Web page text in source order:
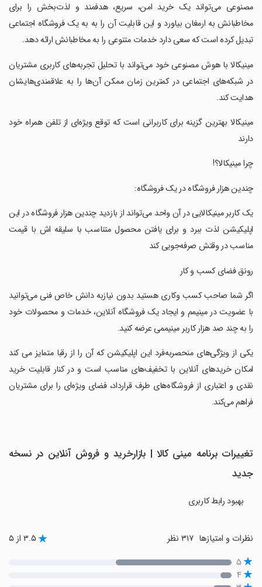
مصنوعی می‌تواند یک خرید امن، سریع، هدفمند و لذت‌بخش را برای
مخاطبانش به ارمغان بیاورد و این قابلیت آن را به به یک فروشگاه اجتماعی
تبدیل کرده است که سعی دارد خدمات متنوعی را به مخاطبانش ارائه دهد.
‏مینیکالا با هوش مصنوعی خود می‌تواند با تحلیل تجربه‌های کاربری مشتریان
در شبکه‌های اجتماعی در کمترین زمان ممکن آن‌ها را به علاقمندی‌هایشان
هدایت کند.
‏مینیکالا بهترین گزینه برای کاربرانی است که توقع ویژه‌ای از تلفن همراه خود
دارند
‏چرا مینیکالا؟!
‏چندین هزار فروشگاه در یک فروشگاه:
‏یک کاربر مینیکالایی در آن واحد می‌تواند از بازدید چندین هزار فروشگاه در این
اپلیکیشن لذت ببرد و برای یافتن محصول متناسب با سلیقه اش با قیمت
مناسب در وقتش صرفه‌جویی کند
‏رونق فضای کسب و کار
‏اگر شما صاحب کسب وکاری هستید بدون نیازبه دانش خاص فنی می‌توانید
با عضویت در مینیمم و ایجاد یک فروشگاه آنلاین، خدمات و محصولات خود
را به چند صد هزار کاربر مینیممی عرضه کنید.
‏یکی از ویژگی‌های منحصربه‌فرد این اپلیکیشن که آن را از رقبا متمایز می کند
امکان خریدهای آنلاین با تخفیف‌های مناسب است و در کنار قابلیت خرید
نقدی و اعتباری از فروشگاه‌های طرف قرارداد، فضای ویژه‌ای را برای مشتریان
فراهم می‌کند.
تغییرات برنامه مینی کالا | بازارخرید و فروش آنلاین در نسخه
جدید
بهبود رابط کاربری
نظرات و امتیازها ۳.۵ از ۵
۵
۴